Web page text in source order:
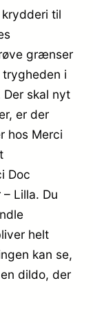
til
grænser
trygheden i
skal nyt
er der
hos Merci
Doc
Lilla. Du
helt
kan se,
dildo, der